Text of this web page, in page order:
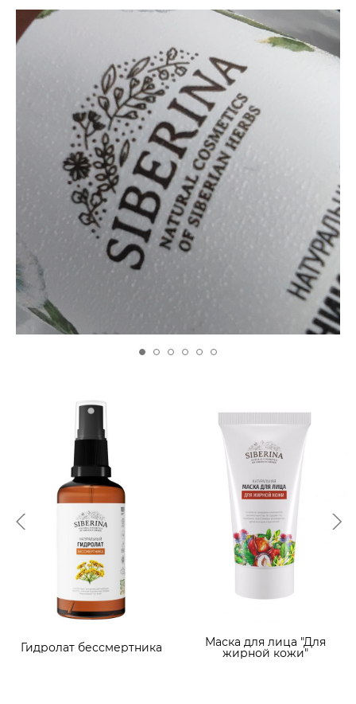
Гидролат бессмертника Маска для лица "Для
жирной кожи"